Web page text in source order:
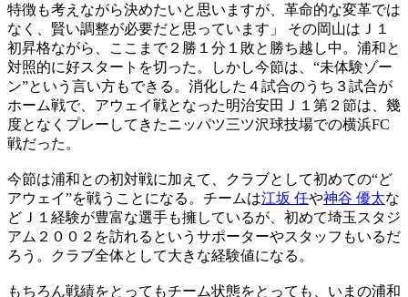
特徴も考えながら決めたいと思いますが、革命的な変革では
なく、賢い調整が必要だと思っています」 その岡山はＪ１
初昇格ながら、ここまで２勝１分１敗と勝ち越し中。浦和と
対照的に好スタートを切った。しかし今節は、“未体験ゾー
ン”という言い方もできる。消化した４試合のうち３試合が
ホーム戦で、アウェイ戦となった明治安田Ｊ１第２節は、幾
度となくプレーしてきたニッパツ三ツ沢球技場での横浜FC
戦だった。
今節は浦和との初対戦に加えて、クラブとして初めての“ど
アウェイ”を戦うことになる。チームは江坂 任や神谷 優太な
どＪ１経験が豊富な選手も擁しているが、初めて埼玉スタジ
アム２００２を訪れるというサポーターやスタッフもいるだ
ろう。クラブ全体として大きな経験値になる。
もちろん戦績をとってもチーム状態をとっても、いまの浦和